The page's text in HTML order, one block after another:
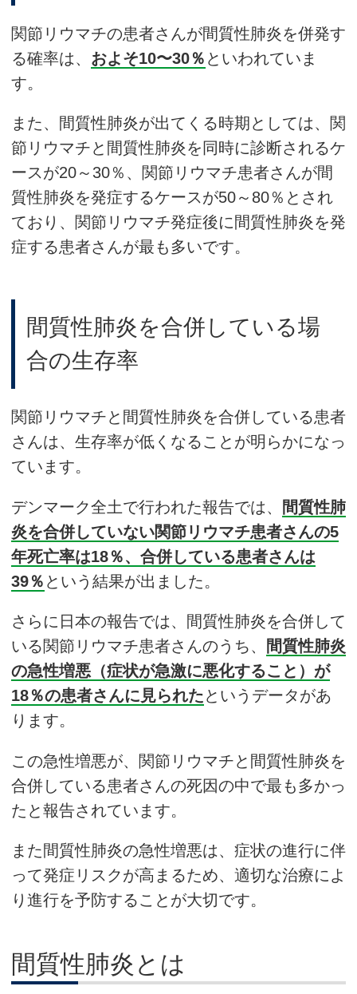
関節リウマチの患者さんが間質性肺炎を併発す
る確率は、 およそ10〜30％ といわれていま
す。
また、間質性肺炎が出てくる時期としては、関
節リウマチと間質性肺炎を同時に診断されるケ
ースが20～30％、関節リウマチ患者さんが間
質性肺炎を発症するケースが50～80％とされ
ており、関節リウマチ発症後に間質性肺炎を発
症する患者さんが最も多いです。
間質性肺炎を合併している場
合の生存率
関節リウマチと間質性肺炎を合併している患者
さんは、生存率が低くなることが明らかになっ
ています。
デンマーク全土で行われた報告では、
間質性肺
炎を合併していない関節リウマチ患者さんの5
年死亡率は18％、合併している患者さんは
39％ という結果が出ました。
さらに日本の報告では、間質性肺炎を合併して
いる関節リウマチ患者さんのうち、
間質性肺炎
の急性増悪（症状が急激に悪化すること）が
18％の患者さんに見られたというデータがあ
ります。
この急性増悪が、関節リウマチと間質性肺炎を
合併している患者さんの死因の中で最も多かっ
たと報告されています。
また間質性肺炎の急性増悪は、症状の進行に伴
って発症リスクが高まるため、適切な治療によ
り進行を予防することが大切です。
間質性肺炎とは